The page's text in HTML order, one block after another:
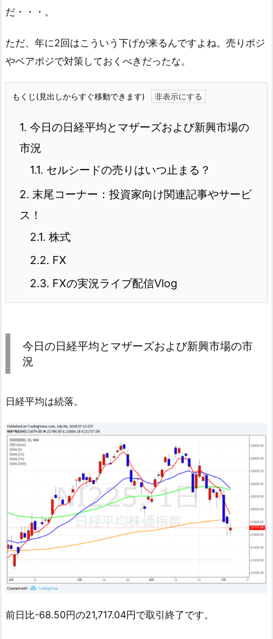
だ・・・。
ただ、年に2回はこういう下げが来るんですよね。売りポジ
やベアポジで対策しておくべきだったな。
もくじ(見出しからすぐ移動できます)
1. 今日の日経平均とマザーズおよび新興市場の
市況
1.1. セルシードの売りはいつ止まる？
2. 末尾コーナー：投資家向け関連記事やサービ
ス！
2.1. 株式
2.2. FX
2.3. FXの実況ライブ配信Vlog
今日の日経平均とマザーズおよび新興市場の市
況
日経平均は続落。
前日比-68.50円の21,717.04円で取引終了です。